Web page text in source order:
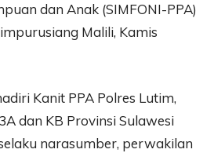
dan Anak (SIMFONI-PPA)
Malili, Kamis
Kanit PPA Polres Lutim,
dan KB Provinsi Sulawesi
narasumber, perwakilan